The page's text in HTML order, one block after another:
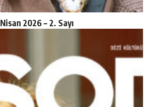
Nisan 2026 – 2. Sayı